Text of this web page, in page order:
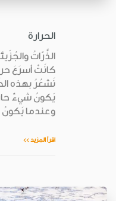
الحرارة
الذَّرّاتُ
كانَتْ أسرَعَ
نَشعُرُ بهذه
يَكونُ شيءٌ
وعندما يَكونُ
اقرأ المزيد >>